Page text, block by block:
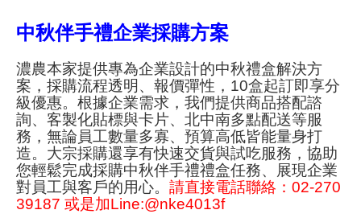
中秋伴手禮企業採購方案
濃農本家提供專為企業設計的中秋禮盒解決方
案，採購流程透明、報價彈性，10盒起訂即享分
級優惠。根據企業需求，我們提供商品搭配諮
詢、客製化貼標與卡片、北中南多點配送等服
務，無論員工數量多寡、預算高低皆能量身打
造。大宗採購還享有快速交貨與試吃服務，協助
您輕鬆完成採購中秋伴手禮禮盒任務、展現企業
對員工與客戶的用心。 請直接電話聯絡：02-270
39187 或是加Line:@nke4013f